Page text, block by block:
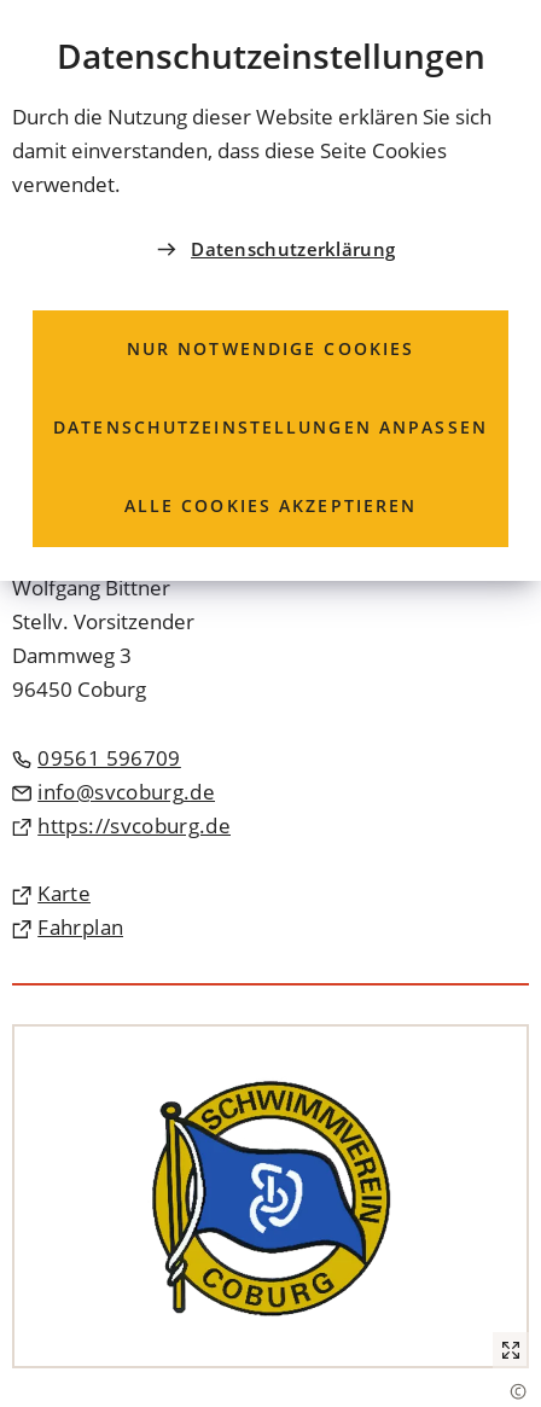
Datenschutz­einstellungen
Durch die Nutzung dieser Website erklären Sie sich
damit einverstanden, dass diese Seite Cookies
verwendet.
Datenschutzerklärung
NUR NOTWENDIGE COOKIES
DATENSCHUTZ­EINSTELLUNGEN ANPASSEN
ALLE COOKIES AKZEPTIEREN
INHALT ANSPRINGEN
Coburg
1911 e.V.
Der Schwimmverein Coburg ist besonders für
Weiterbildung in den Bereichen Schwimmen,
Vereinsbeitrag.
WolfgangBittner
Stellv. Vorsitzender
Dammweg 3
96450 Coburg
09561 596709
info
svcoburg de
https://svcoburg.de
(Öffnet
einem
neuen
Karte
(Öffnet
in
neuen
Tab)
Fahrplan
(Öffnet
einem
neuen